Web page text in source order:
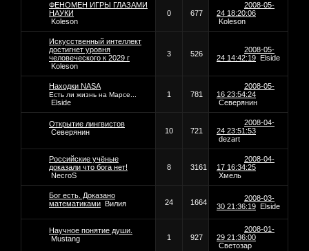
ФЕНОМЕН ИГРЫ ГЛАЗАМИ
НАУКИ
Koleson
0 677
2008-05-
24 18:20:06
Koleson
Искусственный интеллект
достигнет уровня
человеческого к 2029 г
Koleson
3 526
2008-05-
24 14:42:19
Elside
Находки NASA
Есть ли жизнь на Марсе...
Elside
1 781
2008-05-
16 23:54:24
Северянин
Открытие лингвистов
Северянин
10 721
2008-04-
24 23:51:53
dezart
Российские учёные
доказали что бога нет!
NecroS
8 3161
2008-04-
17 16:34:25
Хмель
Бог есть. Доказано
математиками
Вилия 24 1664
2008-03-
30 21:36:19
Elside
Научное понятие души.
Mustang
1 927
2008-01-
29 21:36:00
Светозар